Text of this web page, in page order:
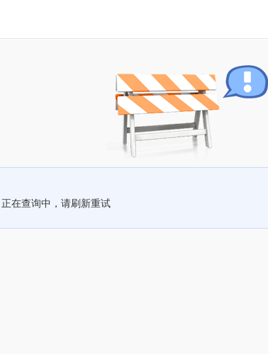
正在查询中，请刷新重试